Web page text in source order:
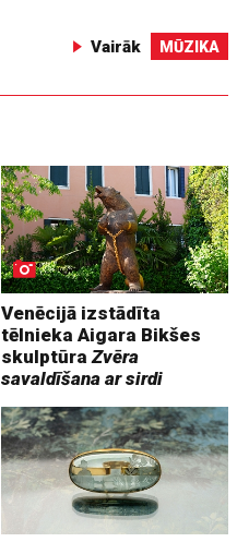
Vairāk MŪZIKA
Venēcijā izstādīta
tēlnieka Aigara Bikšes
skulptūraZvēra
savaldīšana ar sirdi